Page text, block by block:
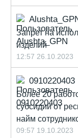
Запрет на
изделий
12:57 26.10.2023
0910220403
Более 20
субсидии от
найм
09:57 19.10.2023